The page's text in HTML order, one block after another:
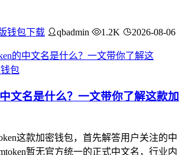
钱包下载 qbadmin 1.2K 2026-08-06
文名是什么？一文带你了解这款加
这款加密钱包，首先解答用户关注的中
暂无官方统一的正式中文名，行业内